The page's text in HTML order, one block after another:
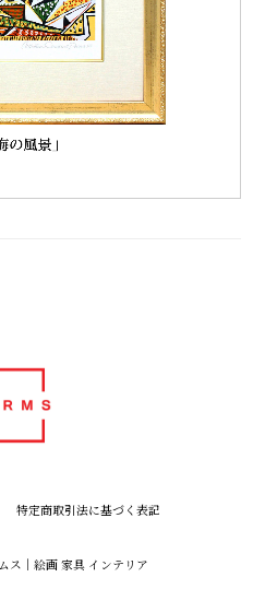
特定商取引法に基づく表記
ス｜絵画 家具 インテリア